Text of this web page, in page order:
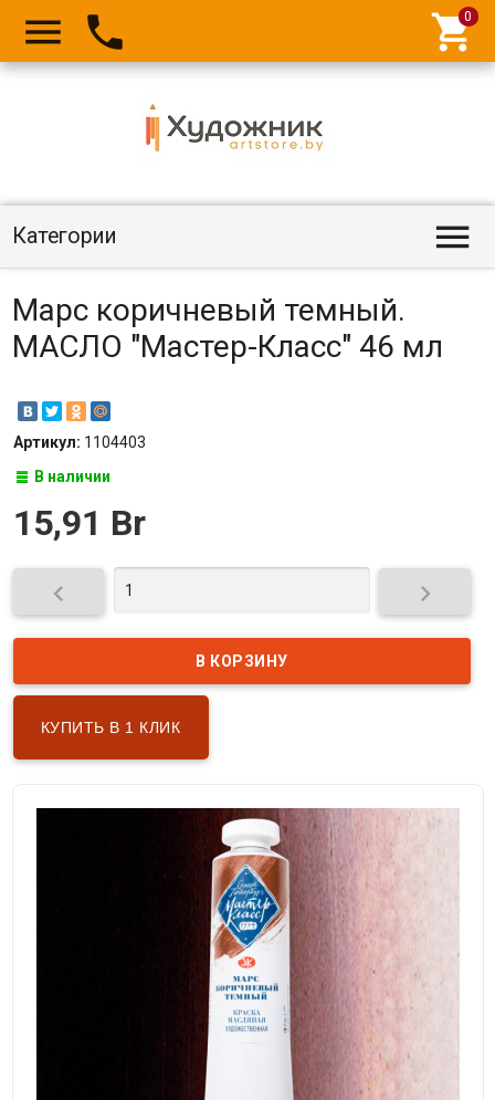
  
Категории 
Марс коричневый темный.
МАСЛО "Мастер-Класс" 46 мл
Артикул: 1104403
В наличии
15,91 Br
 
КУПИТЬ В 1 КЛИК